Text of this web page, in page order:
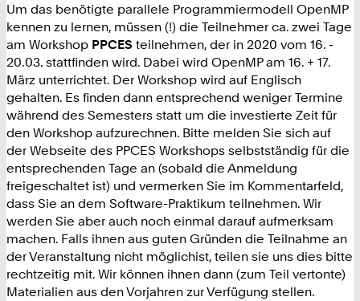
Um das benötigte parallele Programmiermodell OpenMP
kennen zu lernen, müssen (!) die Teilnehmer ca. zwei Tage
am Workshop PPCES teilnehmen, der in 2020 vom 16. -
20.03. stattfinden wird. Dabei wird OpenMP am 16. + 17.
März unterrichtet. Der Workshop wird auf Englisch
gehalten. Es finden dann entsprechend weniger Termine
während des Semesters statt um die investierte Zeit für
den Workshop aufzurechnen. Bitte melden Sie sich auf
der Webseite des PPCES Workshops selbstständig für die
entsprechenden Tage an (sobald die Anmeldung
freigeschaltet ist) und vermerken Sie im Kommentarfeld,
dass Sie an dem Software-Praktikum teilnehmen. Wir
werden Sie aber auch noch einmal darauf aufmerksam
machen. Falls ihnen aus guten Gründen die Teilnahme an
der Veranstaltung nicht möglichist, teilen sie uns dies bitte
rechtzeitig mit. Wir können ihnen dann (zum Teil vertonte)
Materialien aus den Vorjahren zur Verfügung stellen.